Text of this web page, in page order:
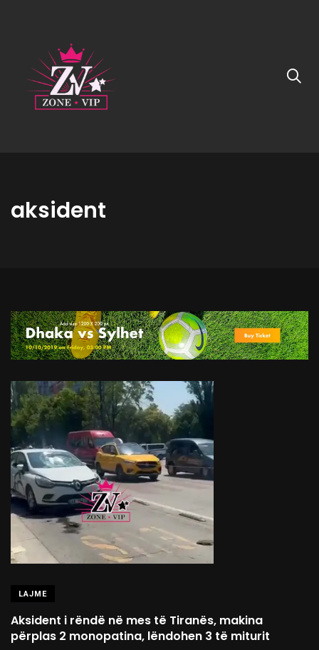
aksident
LAJME
Aksident i rëndë në mes të Tiranës, makina
përplas 2 monopatina, lëndohen 3 të miturit